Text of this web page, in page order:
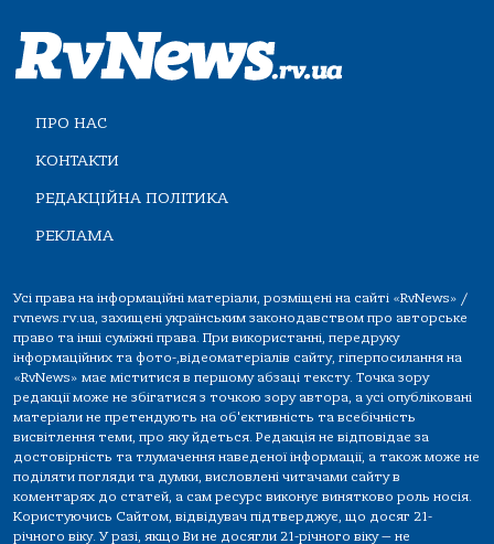
ПРО НАС
КОНТАКТИ
РЕДАКЦІЙНА ПОЛІТИКА
РЕКЛАМА
Усі права на інформаційні матеріали, розміщені на сайті «RvNews» /
rvnews.rv.ua, захищені українським законодавством про авторське
право та інші суміжні права. При використанні, передруку
інформаційних та фото-,відеоматеріалів сайту, гіперпосилання на
«RvNews» має міститися в першому абзаці тексту. Точка зору
редакції може не збігатися з точкою зору автора, а усі опубліковані
матеріали не претендують на об'єктивність та всебічність
висвітлення теми, про яку йдеться. Редакція не відповідає за
достовірність та тлумачення наведеної інформації, а також може не
поділяти погляди та думки, висловлені читачами сайту в
коментарях до статей, а сам ресурс виконує винятково роль носія.
Користуючись Сайтом, відвідувач підтверджує, що досяг 21-
річного віку. У разі, якщо Ви не досягли 21-річного віку — не